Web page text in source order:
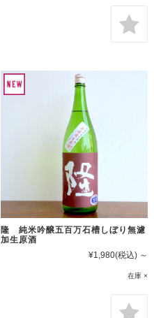
隆 純米吟醸五百万石槽しぼり無濾
加生原酒
¥1,980(税込) ～
在庫 ×